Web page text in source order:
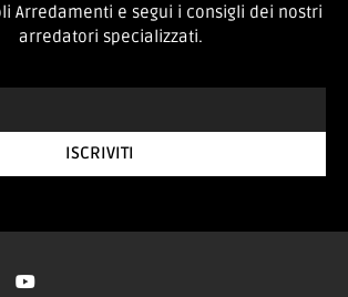
Arredamenti e segui i consigli dei nostri
arredatori specializzati.
ISCRIVITI